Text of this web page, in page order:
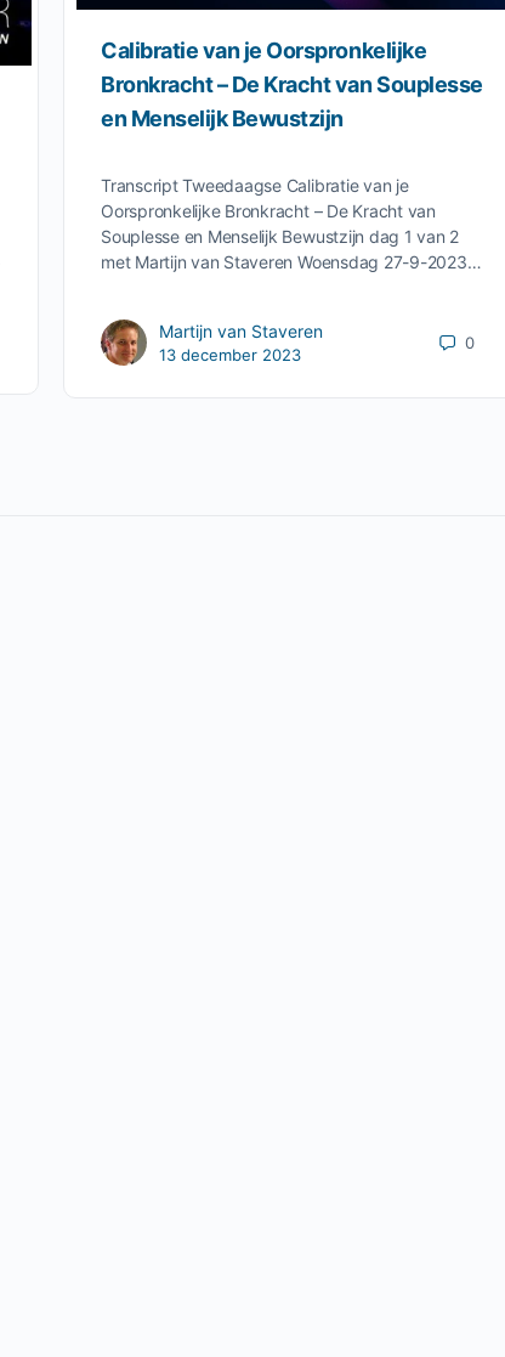
Calibratie van je Oorspronkelijke
Bronkracht – De Kracht van Souplesse
en Menselijk Bewustzijn
Transcript Tweedaagse Calibratie van je
Oorspronkelijke Bronkracht – De Kracht van
Souplesse en Menselijk Bewustzijn dag 1 van 2
met Martijn van Staveren Woensdag 27-9-2023…
Martijn van Staveren
13 december 2023
0